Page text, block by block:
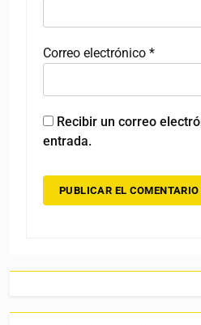
Correo electrónico *
Recibir un correo
entrada.